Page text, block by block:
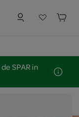
SPAR in